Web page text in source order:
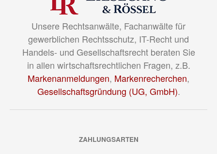
Unsere Rechtsanwälte, Fachanwälte für
gewerblichen Rechtsschutz, IT-Recht und
Handels- und Gesellschaftsrecht beraten Sie
in allen wirtschaftsrechtlichen Fragen, z.B.
Markenanmeldungen, Markenrecherchen,
Gesellschaftsgründung (UG, GmbH).
ZAHLUNGSARTEN